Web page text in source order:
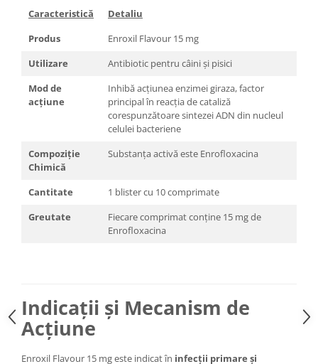
Caracteristică
Detaliu
Produs
Enroxil Flavour 15 mg
Utilizare
Antibiotic pentru câini și pisici
Mod de
acțiune
Inhibă acțiunea enzimei giraza, factor
principal în reacția de cataliză
corespunzătoare sintezei ADN din nucleul
celulei bacteriene
Compoziție
Chimică
Substanța activă este Enrofloxacina
Cantitate
1 blister cu 10 comprimate
Greutate
Fiecare comprimat conține 15 mg de
Enrofloxacina
Indicații și Mecanism de
Acțiune
Enroxil Flavour 15 mg este indicat în infecții primare și